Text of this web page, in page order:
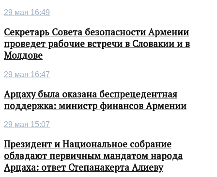
29 мая 16:49
Секретарь Совета безопасности Армении
проведет рабочие встречи в Словакии и в
Молдове
29 мая 16:47
Арцаху была оказана беспрецедентная
поддержка: министр финансов Армении
29 мая 15:07
Президент и Национальное собрание
обладают первичным мандатом народа
Арцаха: ответ Степанакерта Алиеву